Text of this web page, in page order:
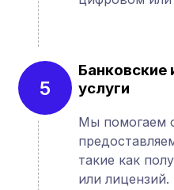
5
Банковские
услуги
Мы помогаем
такие как
или лицензий.